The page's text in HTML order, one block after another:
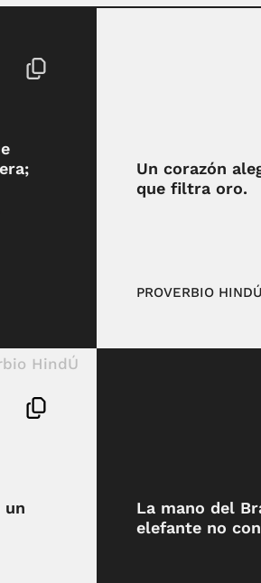
Un corazón
que filtra oro.
PROVERBIO HINDÚ
un
La mano del
elefante no